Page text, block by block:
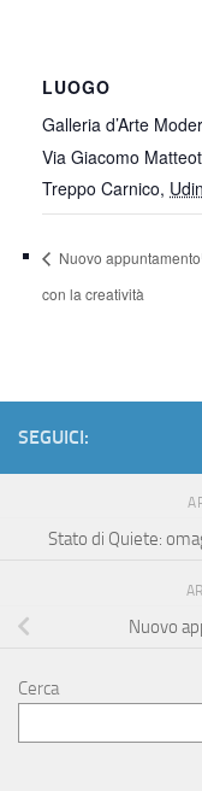
LUOGO
Galleria d’Arte
Via Giacomo
Treppo Carnico,
Nuovo appuntamento
con la creatività
SEGUICI:
Stato di Quiete:
Nuovo
Cerca